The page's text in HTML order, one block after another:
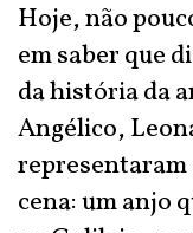
Hoje, não
em saber que
da história da
Angélico,
representaram
cena: um anjo